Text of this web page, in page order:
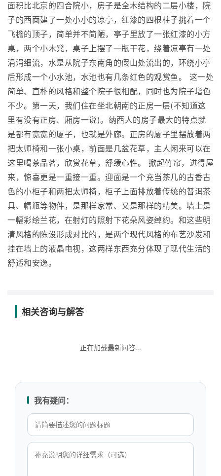
面积比北京的四合院小，房子是全木结构的二层小楼，院
子的西面建了一处小小的凉亭，红漆的四根柱子挑着一个
飞檐的顶子，简单并不简陋，亭子里放了一张红漆的小方
桌，两个小木凳，桌子上摆了一瓶干花，绕着凉亭有一处
涓涓细流，水是从院子东南角的假山处流出的，环绕小亭
后形成一个小水池，水池也有几条红色的观赏鱼。 这一处
简单、直朴的风格和整个院子很相配，同时也为院子增色
不少。第一天，我们住在坐北朝南的正房一层(不知道这
里有没有正房、厢房一说)。纳西人的房子最大的特点就
是都有宽宽的厦子，也就是外廊。正房的厦子里摆放着两
把太师椅和一张小桌，前面是几盆花草，主人闲来可以在
这里喝茶品茗，欣赏花草，舒缓心性。 掀起竹帘，进得屋
来，惊喜更是一重接一重。迎面是一个充当茶几的古香古
色的小柜子和两把太师椅，柜子上面排放着传统的普洱茶
具、帽瓶等物件，是那样家常、又是那样的精美。墙上是
一幅彩绘兰花，在射灯的照射下花朵风姿绰约。和这些明
清风格的陈设形成对比的，是两个现代风格的布艺沙发和
挂在墙上的液晶电视，这两样东西充分体现了现代生活的
舒适和安逸。
相关咨询与解答
正在加载最新问答...
我有疑问：